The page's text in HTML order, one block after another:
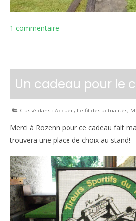
1 commentaire
Un cadeau pour le
Classé dans : Accueil, Le fil des actualités,
Merci à Rozenn pour ce cadeau fait
trouvera une place de choix au stand!